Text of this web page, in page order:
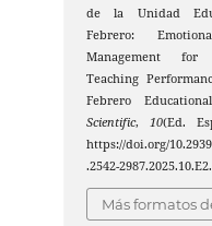
de la Unidad
Febrero:
Management
Teaching
Febrero
Scientific, 10(Ed.
https://doi.org/
.2542-
Más formatos